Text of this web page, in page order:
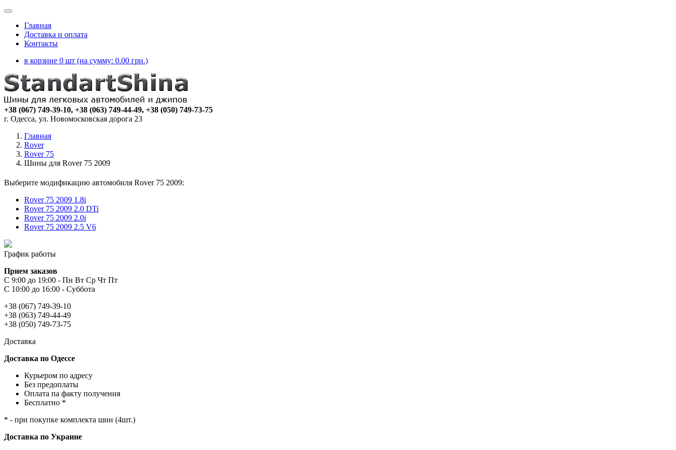
Главная
Доставка и оплата
Контакты
в корзине 0 шт (на сумму: 0.00 грн.)
+38 (067) 749-39-10, +38 (063) 749-44-49, +38 (050) 749-73-75
г. Одесса, ул. Новомосковская дорога 23
Главная
Rover
Rover 75
Шины для Rover 75 2009
Выберите модификацию автомобиля Rover 75 2009:
Rover 75 2009 1.8i
Rover 75 2009 2.0 DTi
Rover 75 2009 2.0i
Rover 75 2009 2.5 V6
График работы
Прием заказов
С 9:00 до 19:00 - Пн Вт Ср Чт Пт
С 10:00 до 16:00 - Суббота
+38 (067) 749-39-10
+38 (063) 749-44-49
+38 (050) 749-73-75
Доставка
Доставка по Одессе
Курьером по адресу
Без предоплаты
Оплата па факту получения
Бесплатно *
* - при покупке комплекта шин (4шт.)
Доставка по Украине